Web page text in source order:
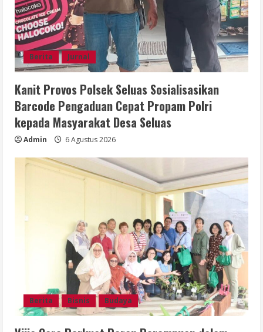
Berita Jurnal
Kanit Provos Polsek Seluas Sosialisasikan
Barcode Pengaduan Cepat Propam Polri
kepada Masyarakat Desa Seluas
Admin 6 Agustus 2026
Berita Bisnis Budaya